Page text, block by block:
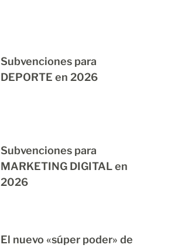
Subvenciones para
DEPORTE en 2026
Subvenciones para
MARKETING DIGITAL en
2026
El nuevo «súper poder» de